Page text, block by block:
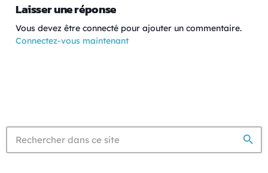
Laisser une réponse
Vous devez être connecté pour ajouter un commentaire.
Connectez-vous maintenant
search